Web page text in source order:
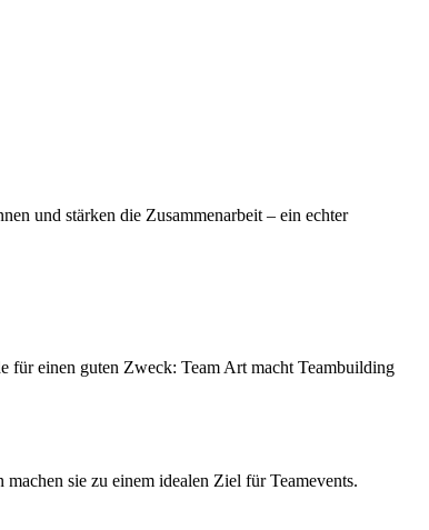
und stärken die Zusammenarbeit – ein echter
für einen guten Zweck: Team Art macht Teambuilding
sie zu einem idealen Ziel für Teamevents.